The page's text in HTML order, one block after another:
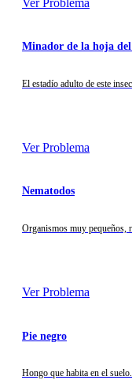
Minador de la hoja
El estadío adulto de este
Ver Problema
Nematodos
Organismos muy pequeños,
Ver Problema
Pie negro
Hongo que habita en el suelo.